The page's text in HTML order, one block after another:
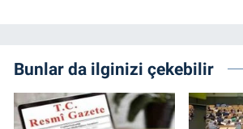
Bunlar da ilginizi çekebilir